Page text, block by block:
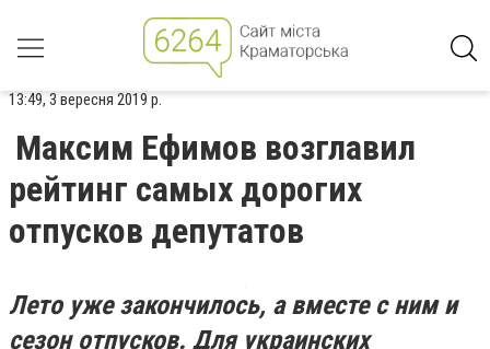
13:49, 3 вересня 2019 р.
Максим Ефимов возглавил
рейтинг самых дорогих
отпусков депутатов
Лето уже закончилось, а вместе с ним и
сезон отпусков. Для украинских